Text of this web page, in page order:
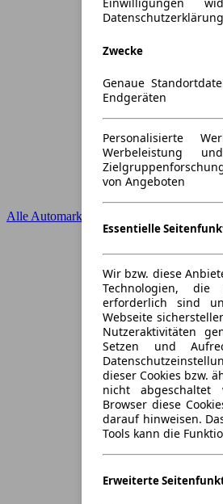
Alle Automarken
Einwilligungen
Zwecke
Genaue
Endgeräten
Personalisierte
Werbeleistung
von Angeboten
Essentielle
Wir bzw. diese
Technologien,
erforderlich sind
Webseite
Nutzeraktivitäten
Setzen und
dieser Cookies bzw.
nicht abgeschaltet
Browser diese
darauf hinweisen.
Tools kann die
Erweiterte